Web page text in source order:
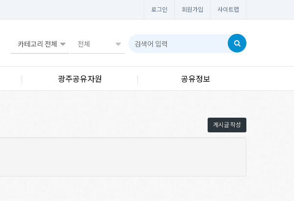
로그인 회원가입 사이트맵
광주공유자원 공유정보
게시글 작성